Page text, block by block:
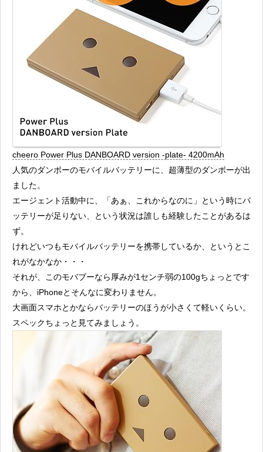
cheero Power Plus DANBOARD version -plate- 4200mAh
人気のダンボーのモバイルバッテリーに、超薄型のダンボーが出
ました。
エージェント活動中に、「あぁ、これからなのに」という時にバ
ッテリーが足りない、という状況は誰しも経験したことがあるは
ず。
けれどいつもモバイルバッテリーを携帯しているか、というとこ
れがなかなか・・・
それが、このモバブーなら厚みが1センチ弱の100gちょっとです
から、iPhoneとそんなに変わりません。
大画面スマホとかならバッテリーのほうが小さくて軽いくらい。
スペックちょっと見てみましょう。